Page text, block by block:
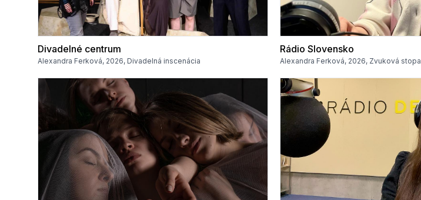
Divadelné centrum
Alexandra Ferková, 2026, Divadelná inscenácia
Rádio Slovensko
Alexandra Ferková, 2026, Zvuková stopa